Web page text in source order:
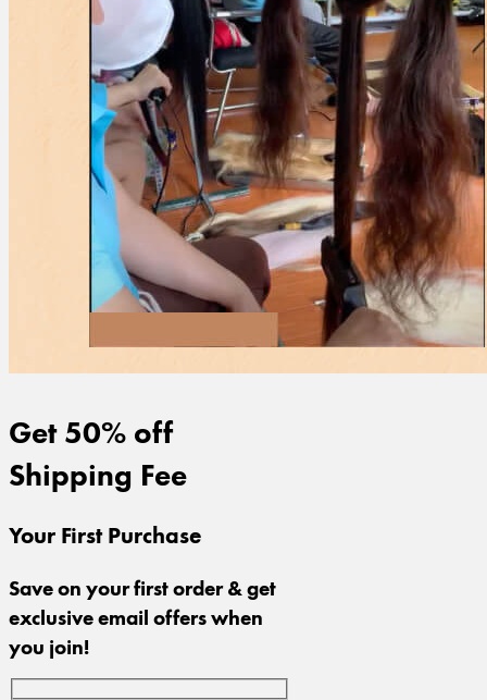
Get 50% off
Shipping Fee
Your First Purchase
Save on your first order & get
exclusive email offers when
you join!